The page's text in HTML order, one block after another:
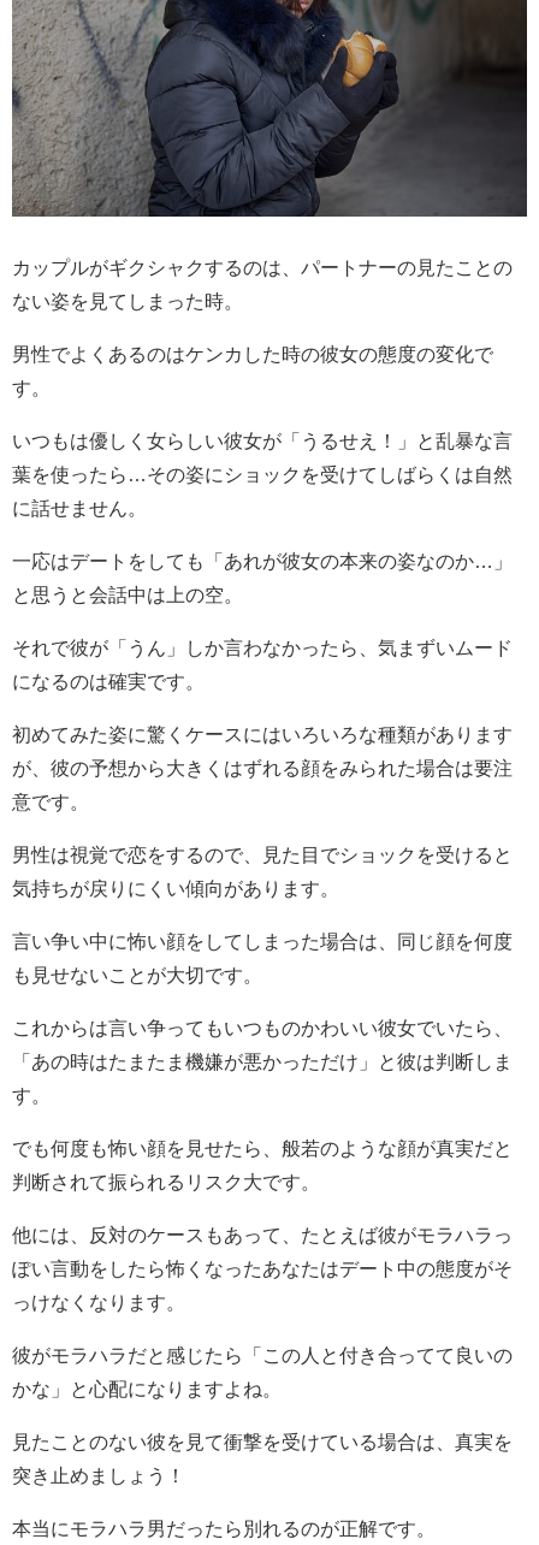
カップルがギクシャクするのは、パートナーの見たことの
ない姿を見てしまった時。
男性でよくあるのはケンカした時の彼女の態度の変化で
す。
いつもは優しく女らしい彼女が「うるせえ！」と乱暴な言
葉を使ったら…その姿にショックを受けてしばらくは自然
に話せません。
一応はデートをしても「あれが彼女の本来の姿なのか…」
と思うと会話中は上の空。
それで彼が「うん」しか言わなかったら、気まずいムード
になるのは確実です。
初めてみた姿に驚くケースにはいろいろな種類があります
が、彼の予想から大きくはずれる顔をみられた場合は要注
意です。
男性は視覚で恋をするので、見た目でショックを受けると
気持ちが戻りにくい傾向があります。
言い争い中に怖い顔をしてしまった場合は、同じ顔を何度
も見せないことが大切です。
これからは言い争ってもいつものかわいい彼女でいたら、
「あの時はたまたま機嫌が悪かっただけ」と彼は判断しま
す。
でも何度も怖い顔を見せたら、般若のような顔が真実だと
判断されて振られるリスク大です。
他には、反対のケースもあって、たとえば彼がモラハラっ
ぽい言動をしたら怖くなったあなたはデート中の態度がそ
っけなくなります。
彼がモラハラだと感じたら「この人と付き合ってて良いの
かな」と心配になりますよね。
見たことのない彼を見て衝撃を受けている場合は、真実を
突き止めましょう！
本当にモラハラ男だったら別れるのが正解です。